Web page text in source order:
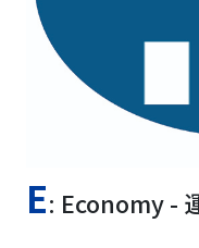
E: Economy -